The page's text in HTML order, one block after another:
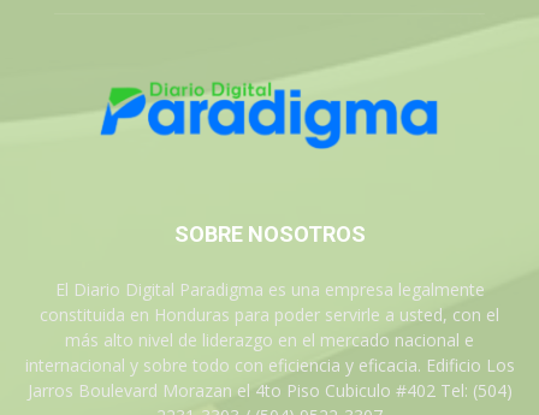
SOBRE NOSOTROS
El Diario Digital Paradigma es una empresa legalmente
constituida en Honduras para poder servirle a usted, con el
más alto nivel de liderazgo en el mercado nacional e
internacional y sobre todo con eficiencia y eficacia. Edificio Los
Jarros Boulevard Morazan el 4to Piso Cubiculo #402 Tel: (504)